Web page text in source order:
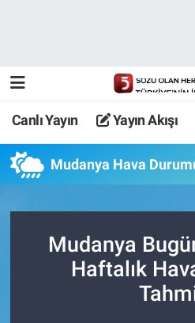
Canlı Yayın Yayın Akışı
Mudanya Hava
Mudanya
Haftalık
TV 5 Ekranı ve Arşiv